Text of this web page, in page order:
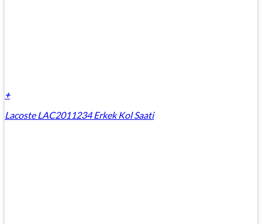
+
Lacoste LAC2011234 Erkek Kol Saati